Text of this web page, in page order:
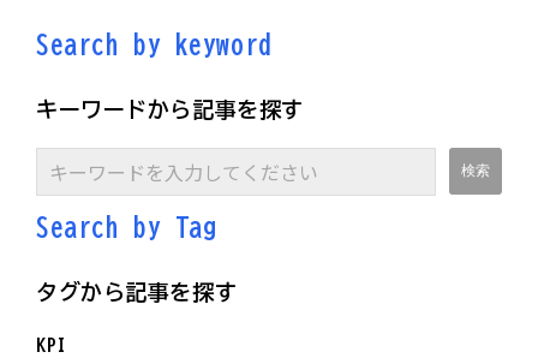
Search by keyword
キーワードから記事を探す
Search by Tag
タグから記事を探す
KPI